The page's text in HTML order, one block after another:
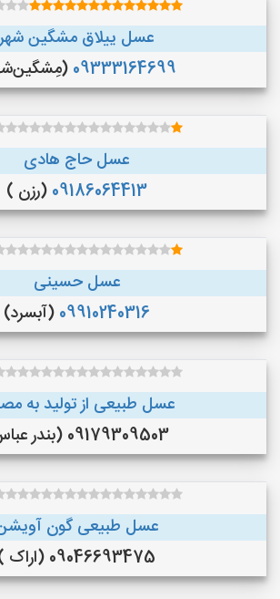
عسل ییلاق مشگین شهر
09333164699
عسل حاج هادی
09186064413 (رزن )
عسل حسینی
09910240316 (آبسرد)
عسل طبیعی از تولید به
09179309503 (بندر عباس)
عسل طبیعی گون
09046693475 (اراک )